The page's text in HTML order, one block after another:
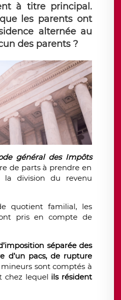
à titre principal.
les parents ont
alternée au
des parents ?
général des Impôts
de parts à prendre en
la division du revenu
quotient familial, les
pris en compte de
séparée des
d’un pacs, de rupture
sont comptés à
chez lequel ils résident